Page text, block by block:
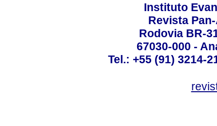
Instituto
Revista
Rodovia BR-
67030-000 -
Tel.: +55 (91) 3214-